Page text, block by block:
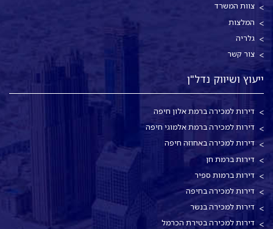
צוות המשרד
המלצות
גלריה
צור קשר
ייעוץ ושיווק נדל"ן
דירות למכירה ברמת אלון חיפה
דירות למכירה ברמת אלמוגי חיפה
דירות למכירה באחוזה חיפה
דירות ברמת חן
דירות ברמות ספיר
דירות למכירה בחיפה
דירות למכירה בנשר
דירות למכירה בטירת הכרמל